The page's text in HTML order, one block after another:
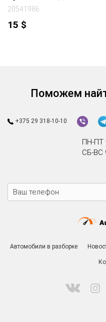
20541986
15 $
Поможем
+375 29 318-10-10
ПН-ПТ
СБ-ВС
Автомобили в разборке